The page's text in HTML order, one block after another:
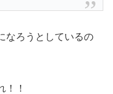
なろうとしているの
！！